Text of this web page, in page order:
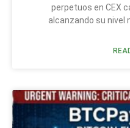
perpetuos en CEX
alcanzando su nivel